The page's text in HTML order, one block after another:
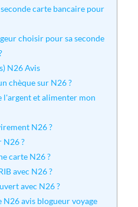
carte bancaire pour
choisir pour sa seconde
N26 Avis
chèque sur N26 ?
l'argent et alimenter mon
N26 ?
N26 ?
carte N26 ?
avec N26 ?
avec N26 ?
avis blogueur voyage